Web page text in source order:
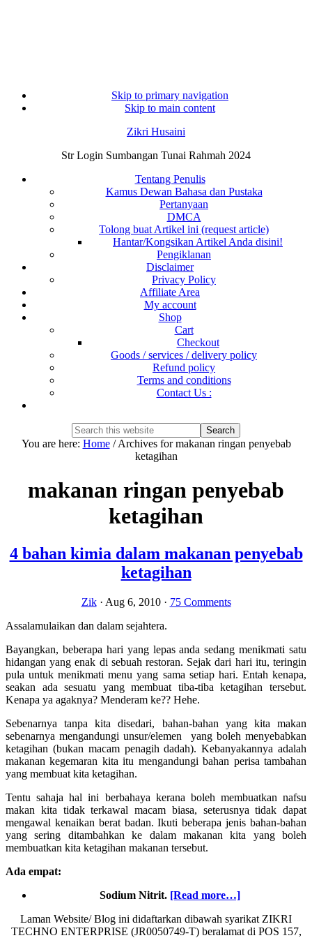
Skip to primary navigation
Skip to main content
Zikri Husaini
Str Login Sumbangan Tunai Rahmah 2024
Tentang Penulis
Kamus Dewan Bahasa dan Pustaka
Pertanyaan
DMCA
Tolong buat Artikel ini (request article)
Hantar/Kongsikan Artikel Anda disini!
Pengiklanan
Disclaimer
Privacy Policy
Affiliate Area
My account
Shop
Cart
Checkout
Goods / services / delivery policy
Refund policy
Terms and conditions
Contact Us :
Search
this
Hide
Search
You are here: Home /Archives for makanan ringan penyebab
ketagihan
makanan ringan penyebab
ketagihan
4 bahan kimia dalam makanan penyebab
ketagihan
Zik· Aug 6, 2010· 75 Comments
Assalamulaikan dan dalam sejahtera.
Bayangkan, beberapa hari yang lepas anda sedang menikmati satu
hidangan yang enak di sebuah restoran. Sejak dari hari itu, teringin
pula untuk menikmati menu yang sama setiap hari. Entah kenapa,
seakan ada sesuatu yang membuat tiba-tiba ketagihan tersebut.
Kenapa ya agaknya? Menderam ke?? Hehe.
Sebenarnya tanpa kita disedari, bahan-bahan yang kita makan
sebenarnya mengandungi unsur/elemen yang boleh menyebabkan
ketagihan (bukan macam penagih dadah). Kebanyakannya adalah
makanan kegemaran kita itu mengandungi bahan perisa tambahan
yang membuat kita ketagihan.
Tentu sahaja hal ini berbahaya kerana boleh membuatkan nafsu
makan kita tidak terkawal macam biasa, seterusnya tidak dapat
mengawal kenaikan berat badan. Ikuti beberapa jenis bahan-bahan
yang sering ditambahkan ke dalam makanan kita yang boleh
membuatkan kita ketagihan makanan tersebut.
Ada empat:
Sodium Nitrit. [Read more…]about
bahan
kimia
Laman Website/ Blog ini didaftarkan dibawah syarikat ZIKRI
TECHNO ENTERPRISE (JR0050749-T) beralamat di POS 157,